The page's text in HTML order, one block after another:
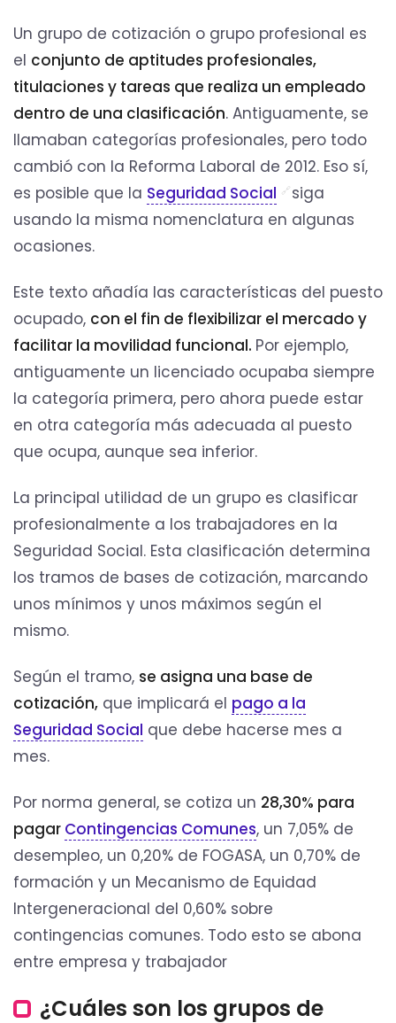
Un grupo de cotización o grupo profesional es
el conjunto de aptitudes profesionales,
titulaciones y tareas que realiza un empleado
dentro de una clasificación. Antiguamente, se
llamaban categorías profesionales, pero todo
cambió con la Reforma Laboral de 2012. Eso sí,
es posible que la Seguridad Social siga
usando la misma nomenclatura en algunas
ocasiones.
Este texto añadía las características del puesto
ocupado, con el fin de flexibilizar el mercado y
facilitar la movilidad funcional. Por ejemplo,
antiguamente un licenciado ocupaba siempre
la categoría primera, pero ahora puede estar
en otra categoría más adecuada al puesto
que ocupa, aunque sea inferior.
La principal utilidad de un grupo es clasificar
profesionalmente a los trabajadores en la
Seguridad Social. Esta clasificación determina
los tramos de bases de cotización, marcando
unos mínimos y unos máximos según el
mismo.
Según el tramo, se asigna una base de
cotización, que implicará el pago a la
Seguridad Social que debe hacerse mes a
mes.
Por norma general, se cotiza un 28,30% para
pagar Contingencias Comunes, un 7,05% de
desempleo, un 0,20% de FOGASA, un 0,70% de
formación y un Mecanismo de Equidad
Intergeneracional del 0,60% sobre
contingencias comunes. Todo esto se abona
entre empresa y trabajador
¿Cuáles son los grupos de